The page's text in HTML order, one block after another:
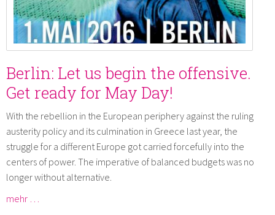
Berlin: Let us begin the offensive.
Get ready for May Day!
With the rebellion in the European periphery against the ruling
austerity policy and its culmination in Greece last year, the
struggle for a different Europe got carried forcefully into the
centers of power. The imperative of balanced budgets was no
longer without alternative.
mehr …